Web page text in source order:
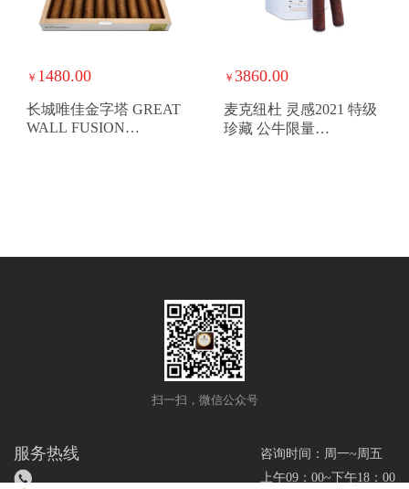
￥ 1480.00
长城唯佳金字塔 GREAT
WALL FUSION
￥ 3860.00
麦克纽杜 灵感2021 特级
珍藏 公牛限量
扫一扫，微信公众号
服务热线
咨询时间：周一~周五
上午09：00~下午18：00